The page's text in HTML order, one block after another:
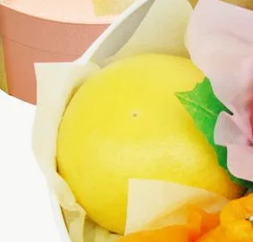
桃
大糖領桃
温室みかん(ハウスみかん)